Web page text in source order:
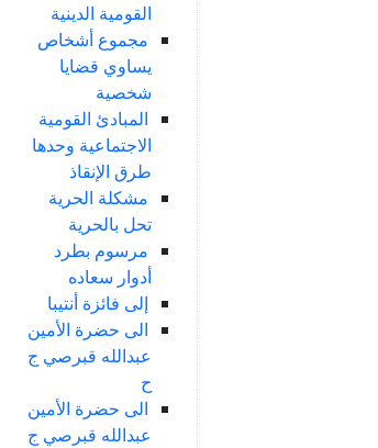
القومية الدينية
مجموع أشخاص
يساوي قضايا
شخصية
المبادئ القومية
الاجتماعية وحدها
طرق الإنقاذ
مشكلة الحرية
تحل بالحرية
مرسوم بطرد
أدوار سعاده
إلى فائزة أنتيبا
الى حضرة الأمين
عبدالله قبرصي ج
ح
الى حضرة الأمين
عبدالله قبرصي ج